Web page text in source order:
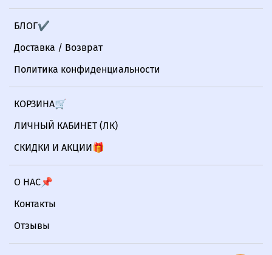
БЛОГ✔
Доставка / Возврат
Политика конфиденциальности
КОРЗИНА🛒
ЛИЧНЫЙ КАБИНЕТ (ЛК)
СКИДКИ И АКЦИИ🎁
О НАС📌
Контакты
Отзывы